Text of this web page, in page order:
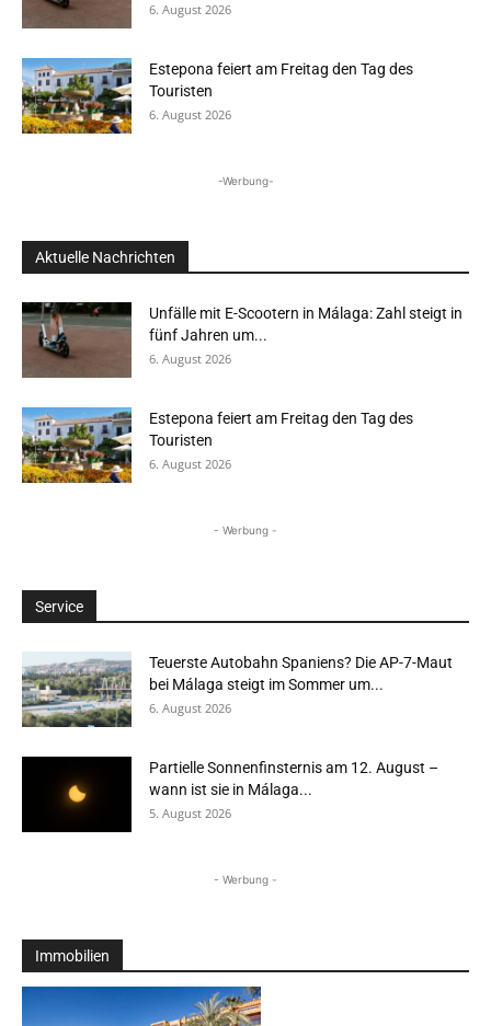
6. August 2026
Estepona feiert am Freitag den Tag des
Touristen
6. August 2026
-Werbung-
Aktuelle Nachrichten
Unfälle mit E-Scootern in Málaga: Zahl steigt in
fünf Jahren um...
6. August 2026
Estepona feiert am Freitag den Tag des
Touristen
6. August 2026
- Werbung -
Service
Teuerste Autobahn Spaniens? Die AP-7-Maut
bei Málaga steigt im Sommer um...
6. August 2026
Partielle Sonnenfinsternis am 12. August –
wann ist sie in Málaga...
5. August 2026
- Werbung -
Immobilien